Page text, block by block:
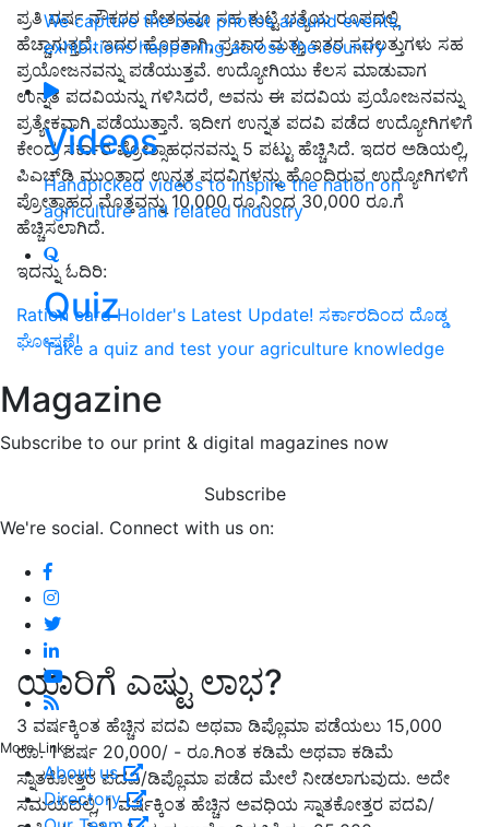
We capture the best photos around events,
exhibitions happening across the country
Videos
Handpicked videos to inspire the nation on
agriculture and related industry
Quiz
Take a quiz and test your agriculture knowledge
Magazine
Subscribe to our print & digital magazines now
Subscribe
We're social. Connect with us on:
More Links
About us
Directory
ಪ್ರತಿ ವರ್ಷ ನೌಕರರ ವೇತನವೂ ಸಹ ತುಟ್ಟಿ ಭತ್ಯೆಯ ರೂಪದಲ್ಲಿ
ಹೆಚ್ಚಾಗುತ್ತದೆ. ಇದರ ಹೊರತಾಗಿ, ಪ್ರಚಾರ ಮತ್ತು ಇತರ ಸವಲತ್ತುಗಳು ಸಹ
ಪ್ರಯೋಜನವನ್ನು ಪಡೆಯುತ್ತವೆ. ಉದ್ಯೋಗಿಯು ಕೆಲಸ ಮಾಡುವಾಗ
ಉನ್ನತ ಪದವಿಯನ್ನು ಗಳಿಸಿದರೆ, ಅವನು ಈ ಪದವಿಯ ಪ್ರಯೋಜನವನ್ನು
ಪ್ರತ್ಯೇಕವಾಗಿ ಪಡೆಯುತ್ತಾನೆ. ಇದೀಗ ಉನ್ನತ ಪದವಿ ಪಡೆದ ಉದ್ಯೋಗಿಗಳಿಗೆ
ಕೇಂದ್ರ ಸರ್ಕಾರ ಪ್ರೋತ್ಸಾಹಧನವನ್ನು 5 ಪಟ್ಟು ಹೆಚ್ಚಿಸಿದೆ. ಇದರ ಅಡಿಯಲ್ಲಿ,
ಪಿಎಚ್‌ಡಿ ಮುಂತಾದ ಉನ್ನತ ಪದವಿಗಳನ್ನು ಹೊಂದಿರುವ ಉದ್ಯೋಗಿಗಳಿಗೆ
ಪ್ರೋತ್ಸಾಹದ ಮೊತ್ತವನ್ನು 10,000 ರೂ.ನಿಂದ 30,000 ರೂ.ಗೆ
ಹೆಚ್ಚಿಸಲಾಗಿದೆ.
ಇದನ್ನು ಓದಿರಿ:
Ration card Holder's Latest Update! ಸರ್ಕಾರದಿಂದ ದೊಡ್ಡ
ಘೋಷಣೆ!
ಯಾರಿಗೆ ಎಷ್ಟು ಲಾಭ?
3 ವರ್ಷಕ್ಕಿಂತ ಹೆಚ್ಚಿನ ಪದವಿ ಅಥವಾ ಡಿಪ್ಲೊಮಾ ಪಡೆಯಲು 15,000
ರೂ. 1 ವರ್ಷ 20,000/ - ರೂ.ಗಿಂತ ಕಡಿಮೆ ಅಥವಾ ಕಡಿಮೆ
ಸ್ನಾತಕೋತ್ತರ ಪದವಿ/ಡಿಪ್ಲೊಮಾ ಪಡೆದ ಮೇಲೆ ನೀಡಲಾಗುವುದು. ಅದೇ
ಸಮಯದಲ್ಲಿ, 1 ವರ್ಷಕ್ಕಿಂತ ಹೆಚ್ಚಿನ ಅವಧಿಯ ಸ್ನಾತಕೋತ್ತರ ಪದವಿ/